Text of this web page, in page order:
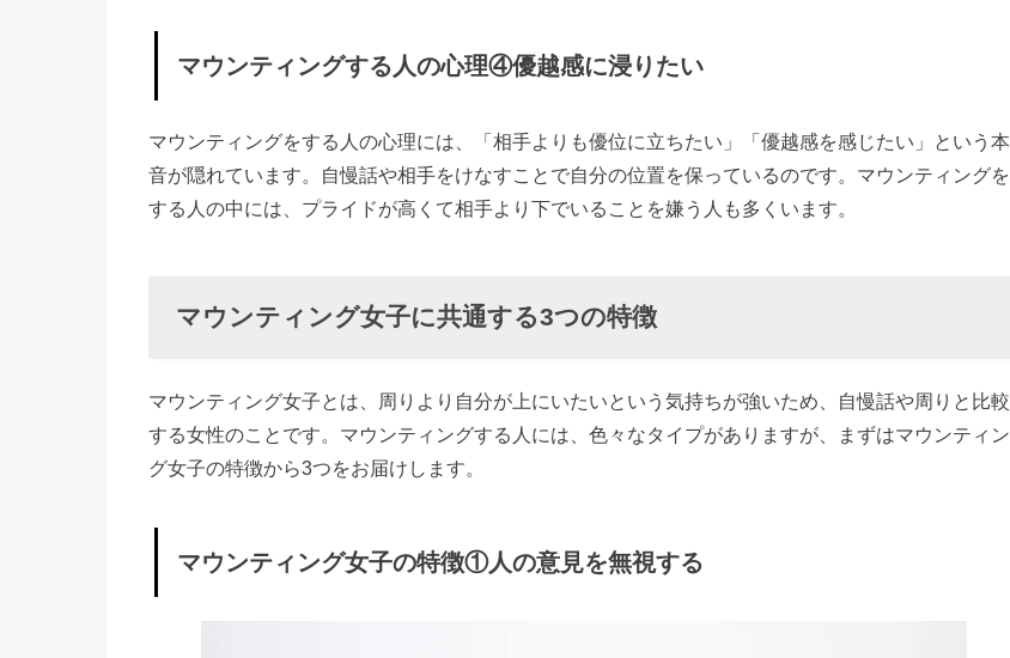
心
③
弱
い
を
し
た
い
ウ
マウンティングする人の心理④優越感に浸りたい
マウンティングをする人の心理には、「相手よりも優位に立ちたい」「優越感を感じたい」という本
音が隠れています。自慢話や相手をけなすことで自分の位置を保っているのです。マウンティングを
する人の中には、プライドが高くて相手より下でいることを嫌う人も多くいます。
マウンティング女子に共通する3つの特徴
マウンティング女子とは、周りより自分が上にいたいという気持ちが強いため、自慢話や周りと比較
する女性のことです。マウンティングする人には、色々なタイプがありますが、まずはマウンティン
グ女子の特徴から3つをお届けします。
マウンティング女子の特徴①人の意見を無視する